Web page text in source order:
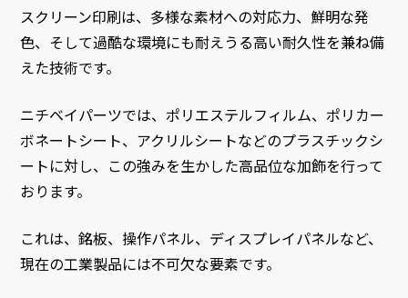
スクリーン印刷は、多様な素材への対応力、鮮明な発
色、そして過酷な環境にも耐えうる高い耐久性を兼ね備
えた技術です。
ニチベイパーツでは、ポリエステルフィルム、ポリカー
ボネートシート、アクリルシートなどのプラスチックシ
ートに対し、この強みを生かした高品位な加飾を行って
おります。
これは、銘板、操作パネル、ディスプレイパネルなど、
現在の工業製品には不可欠な要素です。